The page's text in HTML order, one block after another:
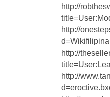
http://
http://
http://
http://